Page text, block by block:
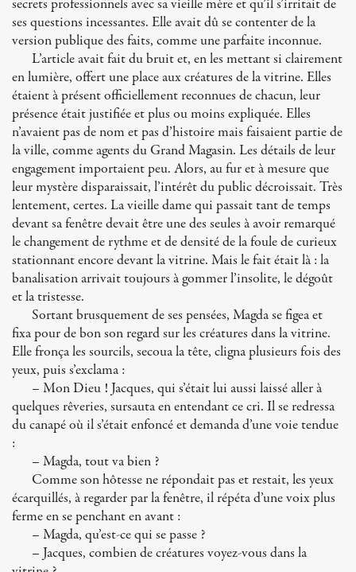
secrets professionnels avec sa vieille mère et qu’il s’irritait de
ses questions incessantes. Elle avait dû se contenter de la
version publique des faits, comme une parfaite inconnue.
L’article avait fait du bruit et, en les mettant si clairement
en lumière, offert une place aux créatures de la vitrine. Elles
étaient à présent officiellement reconnues de chacun, leur
présence était justifiée et plus ou moins expliquée. Elles
n’avaient pas de nom et pas d’histoire mais faisaient partie de
la ville, comme agents du Grand Magasin. Les détails de leur
engagement importaient peu. Alors, au fur et à mesure que
leur mystère disparaissait, l’intérêt du public décroissait. Très
lentement, certes. La vieille dame qui passait tant de temps
devant sa fenêtre devait être une des seules à avoir remarqué
le changement de rythme et de densité de la foule de curieux
stationnant encore devant la vitrine. Mais le fait était là : la
banalisation arrivait toujours à gommer l’insolite, le dégoût
et la tristesse.
Sortant brusquement de ses pensées, Magda se figea et
fixa pour de bon son regard sur les créatures dans la vitrine.
Elle fronça les sourcils, secoua la tête, cligna plusieurs fois des
yeux, puis s’exclama :
– Mon Dieu ! Jacques, qui s’était lui aussi laissé aller à
quelques rêveries, sursauta en entendant ce cri. Il se redressa
du canapé où il s’était enfoncé et demanda d’une voie tendue
:
– Magda, tout va bien ?
Comme son hôtesse ne répondait pas et restait, les yeux
écarquillés, à regarder par la fenêtre, il répéta d’une voix plus
ferme en se penchant en avant :
– Magda, qu’est-ce qui se passe ?
– Jacques, combien de créatures voyez-vous dans la